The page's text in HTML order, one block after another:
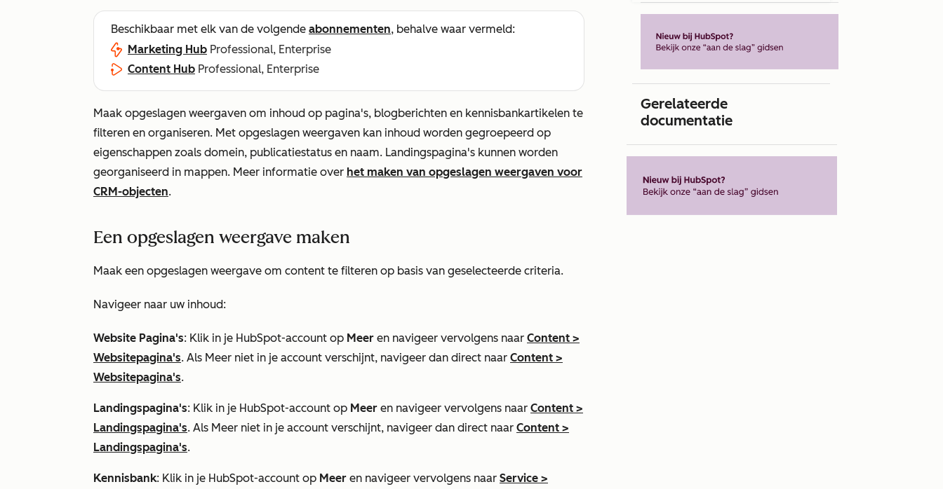
Beschikbaar met elk van de volgende abonnementen, behalve waar vermeld:
Marketing Hub Professional, Enterprise
Content Hub Professional, Enterprise
Maak opgeslagen weergaven om inhoud op pagina's, blogberichten en kennisbankartikelen te
filteren en organiseren. Met opgeslagen weergaven kan inhoud worden gegroepeerd op
eigenschappen zoals domein, publicatiestatus en naam. Landingspagina's kunnen worden
georganiseerd in mappen. Meer informatie over het maken van opgeslagen weergaven voor
CRM-objecten.
Een opgeslagen weergave maken
Maak een opgeslagen weergave om content te filteren op basis van geselecteerde criteria.
Navigeer naar uw inhoud:
Website Pagina's: Klik in je HubSpot-account op Meer en navigeer vervolgens naar Content >
Websitepagina's. Als Meer niet in je account verschijnt, navigeer dan direct naar Content >
Websitepagina's.
Landingspagina's: Klik in je HubSpot-account op Meer en navigeer vervolgens naar Content >
Landingspagina's. Als Meer niet in je account verschijnt, navigeer dan direct naar Content >
Landingspagina's.
Kennisbank: Klik in je HubSpot-account op Meer en navigeer vervolgens naar Service >
Gerelateerde
documentatie